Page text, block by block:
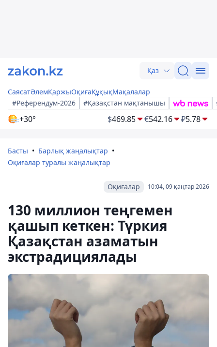
Қаз
СаясатӘлемҚаржыОқиғаҚұқықМақалалар
#Референдум-2026
#Қазақстан мақтанышы
+30° $469.85 €542.16 ₽5.78
Басты
Барлық жаңалықтар
Оқиғалар туралы жаңалықтар
10:04, 09 қаңтар 2026
Оқиғалар
130 миллион теңгемен
қашып кеткен: Түркия
Қазақстан азаматын
экстрадициялады